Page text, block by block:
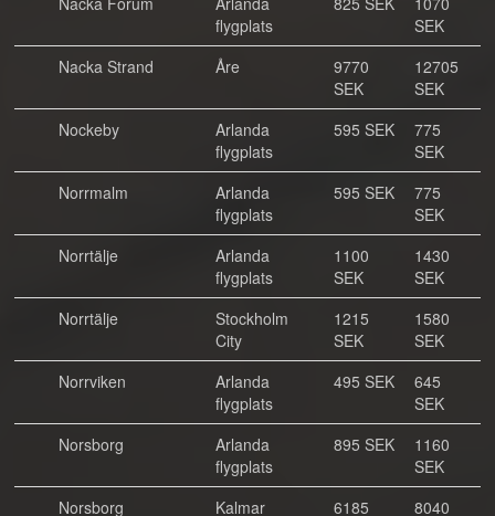
flygplats
SEK
Nacka Strand
Åre
9770
SEK
12705
SEK
Nockeby
Arlanda
flygplats
595 SEK
775
SEK
Norrmalm
Arlanda
flygplats
595 SEK
775
SEK
Norrtälje
Arlanda
flygplats
1100
SEK
1430
SEK
Norrtälje
Stockholm
City
1215
SEK
1580
SEK
Norrviken
Arlanda
flygplats
495 SEK
645
SEK
Norsborg
Arlanda
flygplats
895 SEK
1160
SEK
Norsborg
Kalmar
6185
8040